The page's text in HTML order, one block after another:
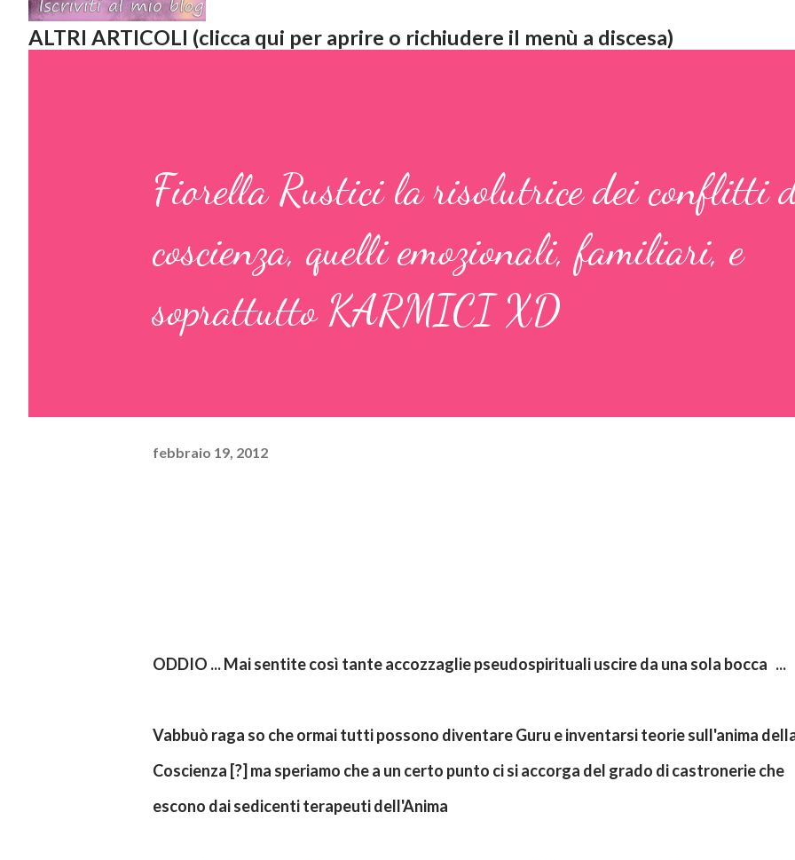
ALTRI ARTICOLI (clicca qui per aprire o richiudere il menù a discesa)
Fiorella Rustici la risolutrice dei conflitti
coscienza, quelli emozionali, familiari, e
soprattutto KARMICI XD
febbraio 19, 2012
ODDIO ... Mai sentite così tante accozzaglie pseudospirituali uscire da una sola bocca ...
Vabbuò raga so che ormai tutti possono diventare Guru e inventarsi teorie sull'anima
Coscienza [?] ma speriamo che a un certo punto ci si accorga del grado di castronerie che
escono dai sedicenti terapeuti dell'Anima